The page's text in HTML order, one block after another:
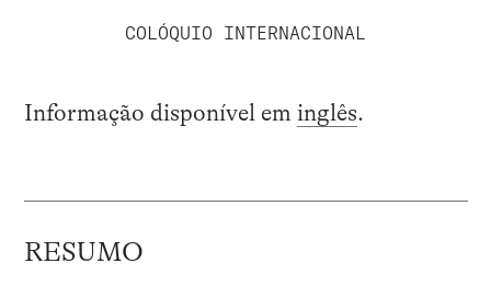
COLÓQUIO INTERNACIONAL
Informação disponível em inglês.
RESUMO